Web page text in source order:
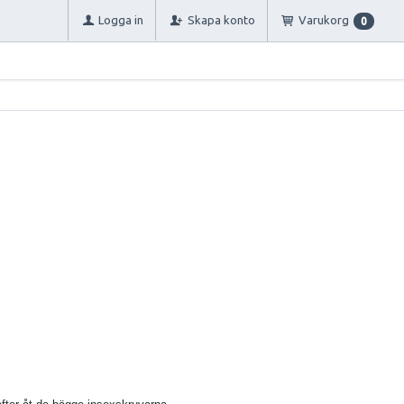
Logga in Skapa konto Varukorg 0